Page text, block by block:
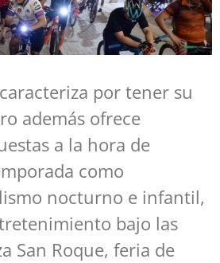
por tener su
además ofrece
a la hora de
como
nocturno e infantil,
bajo las
San Roque, feria de